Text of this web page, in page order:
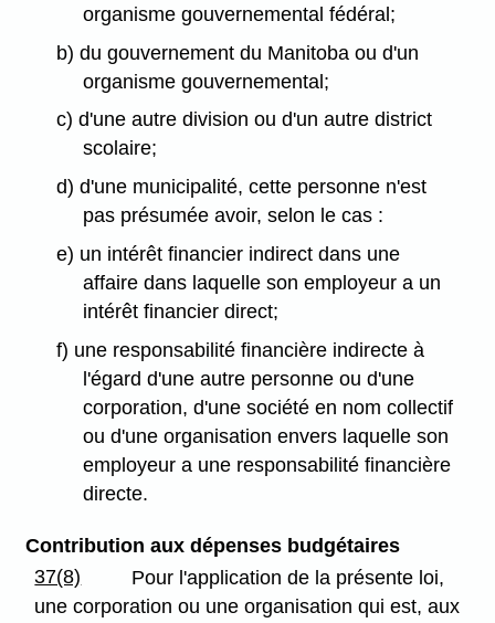
organisme gouvernemental fédéral;
b) du gouvernement du Manitoba ou d'un
organisme gouvernemental;
c) d'une autre division ou d'un autre district
scolaire;
d) d'une municipalité, cette personne n'est
pas présumée avoir, selon le cas :
e) un intérêt financier indirect dans une
affaire dans laquelle son employeur a un
intérêt financier direct;
f) une responsabilité financière indirecte à
l'égard d'une autre personne ou d'une
corporation, d'une société en nom collectif
ou d'une organisation envers laquelle son
employeur a une responsabilité financière
directe.
Contribution aux dépenses budgétaires
37(8)
Pour l'application de la présente loi,
une corporation ou une organisation qui est, aux